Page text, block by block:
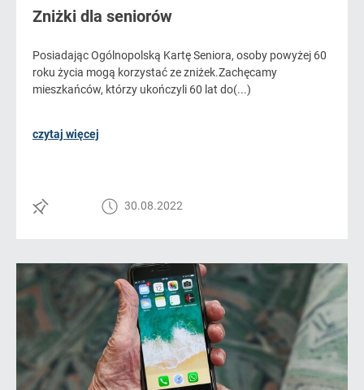
Zniżki dla seniorów
Posiadając Ogólnopolską Kartę Seniora, osoby powyżej 60
roku życia mogą korzystać ze zniżek.Zachęcamy
mieszkańców, którzy ukończyli 60 lat do(...)
czytaj więcej
30.08.2022